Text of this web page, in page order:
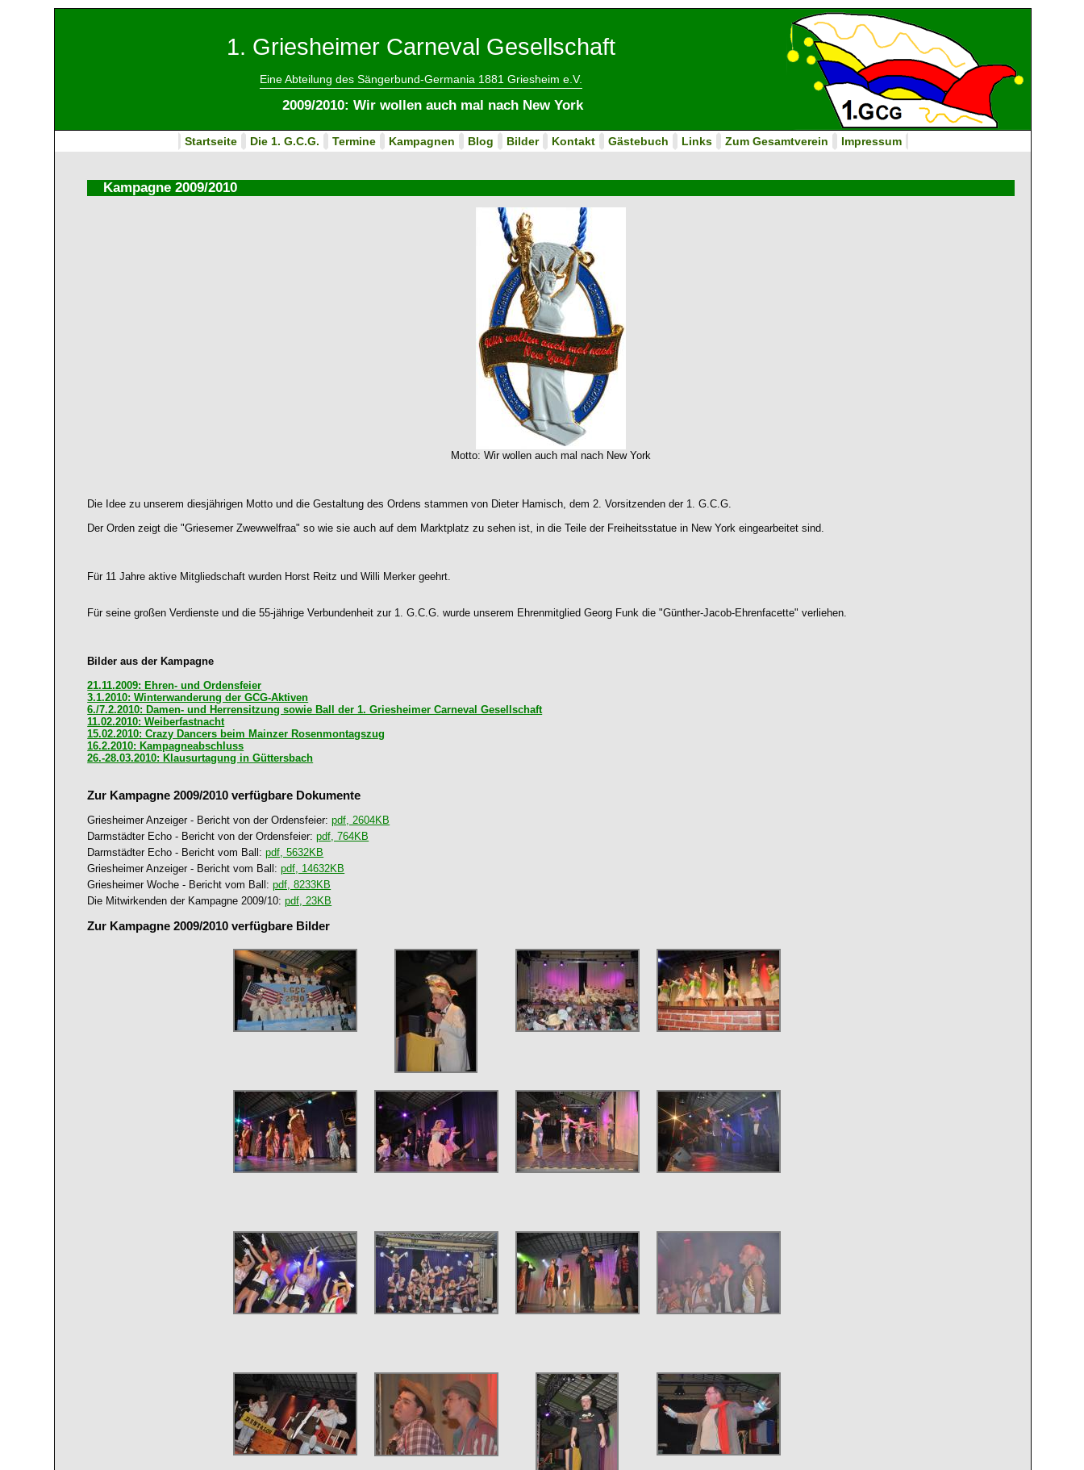
1. Griesheimer Carneval Gesellschaft
Eine Abteilung des Sängerbund-Germania 1881 Griesheim e.V.
2009/2010: Wir wollen auch mal nach New York
Startseite Die 1. G.C.G. Termine Kampagnen Blog Bilder Kontakt Gästebuch Links Zum Gesamtverein Impressum
Kampagne 2009/2010
Motto: Wir wollen auch mal nach New York
Die Idee zu unserem diesjährigen Motto und die Gestaltung des Ordens stammen von Dieter Hamisch, dem 2. Vorsitzenden der 1. G.C.G.
Der Orden zeigt die "Griesemer Zwewwelfraa" so wie sie auch auf dem Marktplatz zu sehen ist, in die Teile der Freiheitsstatue in New York eingearbeitet sind.
Für 11 Jahre aktive Mitgliedschaft wurden Horst Reitz und Willi Merker geehrt.
Für seine großen Verdienste und die 55-jährige Verbundenheit zur 1. G.C.G. wurde unserem Ehrenmitglied Georg Funk die "Günther-Jacob-Ehrenfacette" verliehen.
Bilder aus der Kampagne
21.11.2009: Ehren- und Ordensfeier
3.1.2010: Winterwanderung der GCG-Aktiven
6./7.2.2010: Damen- und Herrensitzung sowie Ball der 1. Griesheimer Carneval Gesellschaft
11.02.2010: Weiberfastnacht
15.02.2010: Crazy Dancers beim Mainzer Rosenmontagszug
16.2.2010: Kampagneabschluss
26.-28.03.2010: Klausurtagung in Güttersbach
Zur Kampagne 2009/2010 verfügbare Dokumente
Griesheimer Anzeiger - Bericht von der Ordensfeier:pdf, 2604KB
Darmstädter Echo - Bericht von der Ordensfeier:pdf, 764KB
Darmstädter Echo - Bericht vom Ball:pdf, 5632KB
Griesheimer Anzeiger - Bericht vom Ball:pdf, 14632KB
Griesheimer Woche - Bericht vom Ball:pdf, 8233KB
Die Mitwirkenden der Kampagne 2009/10:pdf, 23KB
Zur Kampagne 2009/2010 verfügbare Bilder